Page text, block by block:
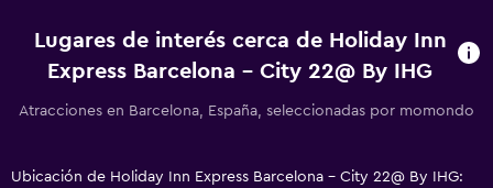
Radio
TV de pantalla plana
TV por cable o vía satélite
Lugares de interés cerca de Holiday Inn
Express Barcelona - City 22@ By IHG
Atracciones en Barcelona, España, seleccionadas por momondo
Ubicación de Holiday Inn Express Barcelona - City 22@ By IHG: